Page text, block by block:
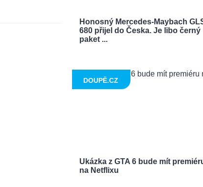
Honosný Mercedes-Maybach
680 přijel do Česka. Je libo černý
paket ...
Ukázka z GTA 6 bude mít
na Netflixu
DOUPĚ.CZ